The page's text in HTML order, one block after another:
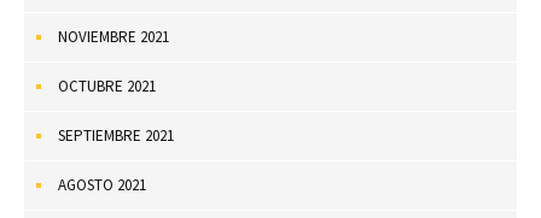
NOVIEMBRE 2021
OCTUBRE 2021
SEPTIEMBRE 2021
AGOSTO 2021